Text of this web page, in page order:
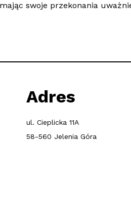
swoje przekonania
Adres
ul. Cieplicka 11A
58-560 Jelenia Góra